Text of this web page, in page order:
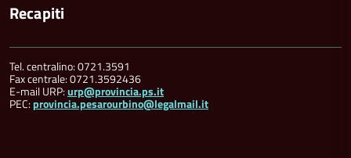
Recapiti
Tel. centralino: 0721.3591
Fax centrale: 0721.3592436
E-mail URP:urp@provincia.ps.it
PEC:provincia.pesarourbino@legalmail.it